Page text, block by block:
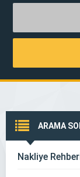
ARAMA
Nakliye